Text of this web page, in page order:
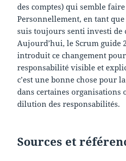
des comptes) qui semble
Personnellement, en tant
suis toujours senti investi de
Aujourd’hui, le Scrum guide
introduit ce changement
responsabilité visible et
c’est une bonne chose pour
dans certaines organisations
dilution des responsabilités.
Sources et